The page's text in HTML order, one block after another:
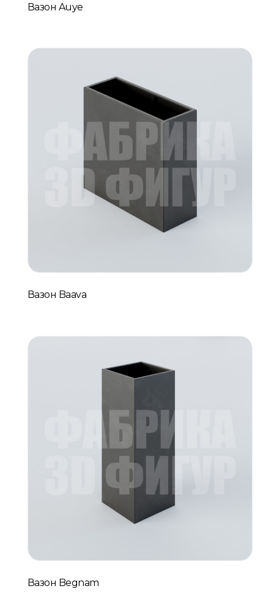
Вазон Auye
Вазон Baava
Вазон Begnam